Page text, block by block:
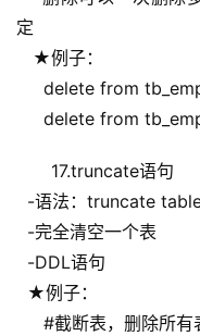
定
★例子：
delete from
delete from
17.truncate语句
-语法：truncate
-完全清空一个表
-DDL语句
★例子：
#截断表，删除所有